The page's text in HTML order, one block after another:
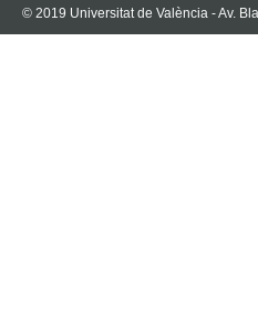
© 2019 Universitat de València - Av.